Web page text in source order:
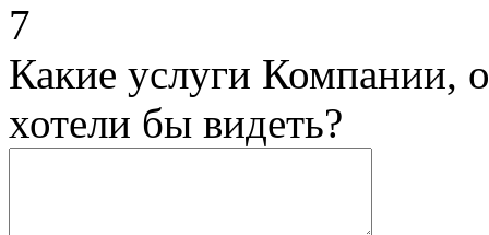
7
Какие услуги Компании,
хотели бы видеть?